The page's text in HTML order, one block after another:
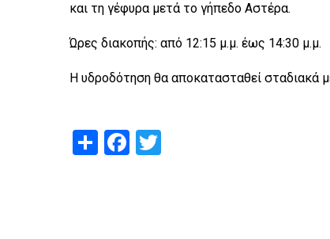
και τη γέφυρα μετά το γήπεδο Αστέρα.
Ώρες διακοπής: από 12:15 μ.μ. έως 14:30 μ.μ.
Η υδροδότηση θα αποκατασταθεί σταδιακά
ShareFacebook